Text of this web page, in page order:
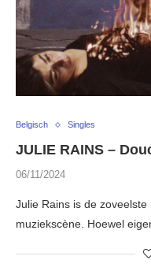
Belgisch Singles
JULIE RAINS –
06/11/2024
Julie Rains is de
muziekscène. Hoewel